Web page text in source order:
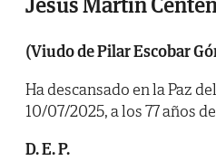
(Viudo de Pilar Escobar
Ha descansado en la Paz
10/07/2025, a los 77 años
D. E. P.